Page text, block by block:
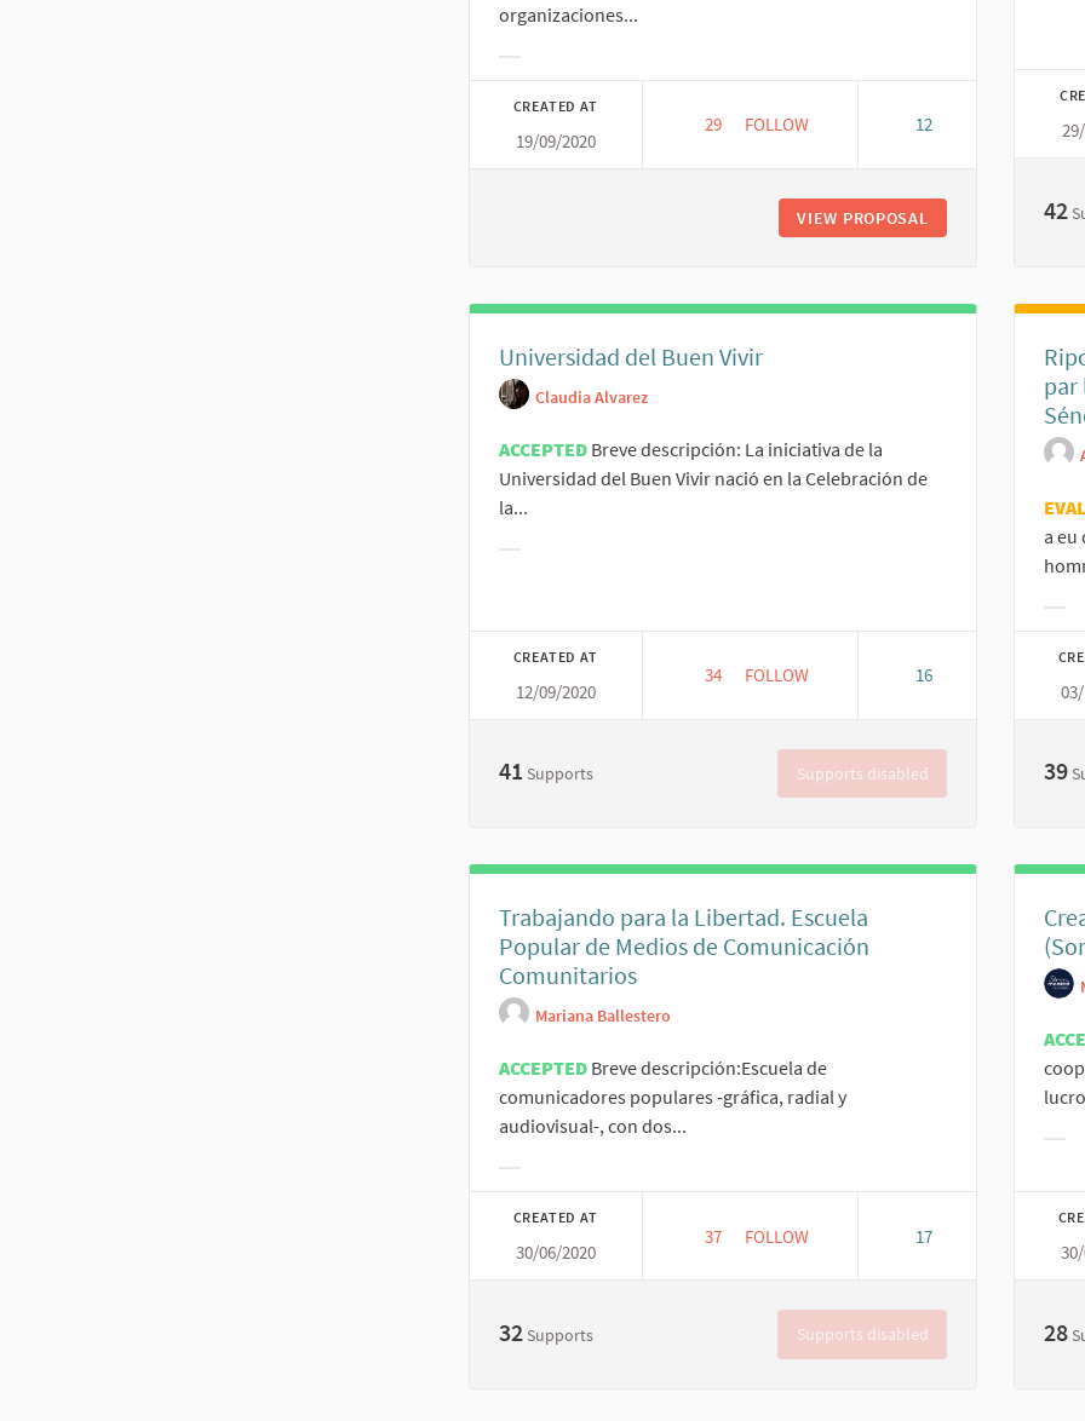
organizaciones...
CREATED AT
19/09/2020
29 29 FOLLOWERS
FOLLOW 12
VIEW PROPOSAL DIALOGO DE 42
Universidad del Buen Vivir
Claudia Alvarez
ACCEPTED Breve descripción: La iniciativa de la
Universidad del Buen Vivir nació en la Celebración de
la...
CREATED AT
12/09/2020
34 34 FOLLOWERS
FOLLOW 16
41 Supports Supports disabled
par
a eu
39
Trabajando para la Libertad. Escuela
Popular de Medios de Comunicación
Comunitarios
Mariana Ballestero
ACCEPTED Breve descripción:Escuela de
comunicadores populares -gráfica, radial y
audiovisual-, con dos...
CREATED AT
30/06/2020
37 37 FOLLOWERS
FOLLOW
TRABAJANDO PARA LA LIBERTAD.
17
32 Supports Supports disabled 28